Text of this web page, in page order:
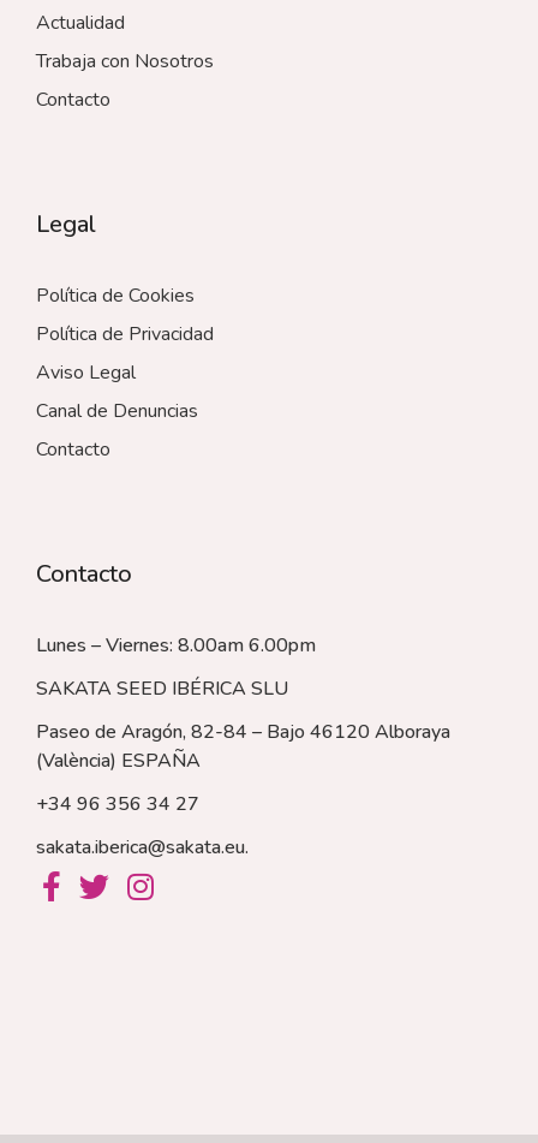
Actualidad
Trabaja con Nosotros
Contacto
Legal
Política de Cookies
Política de Privacidad
Aviso Legal
Canal de Denuncias
Contacto
Contacto
Lunes – Viernes: 8.00am 6.00pm
SAKATA SEED IBÉRICA SLU
Paseo de Aragón, 82-84 – Bajo 46120 Alboraya
(València) ESPAÑA
+34 96 356 34 27
sakata.iberica@sakata.eu.